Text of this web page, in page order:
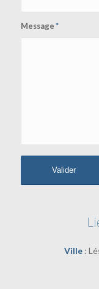
Message*
Ville: